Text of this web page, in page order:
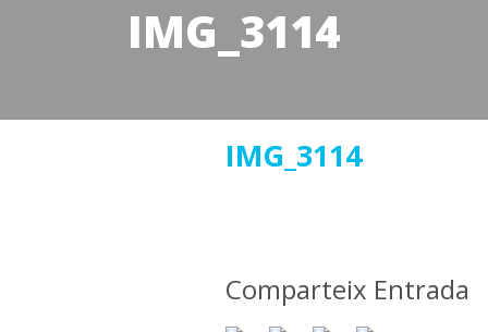
IMG_3114
IMG_3114
Comparteix Entrada